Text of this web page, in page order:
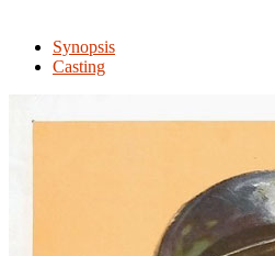
Synopsis
Casting